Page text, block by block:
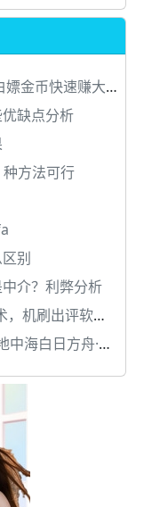
金币快速赚大钱
缺点分析
方法可行
别
介？利弊分析
刷出评软件分享
白日方舟·南京